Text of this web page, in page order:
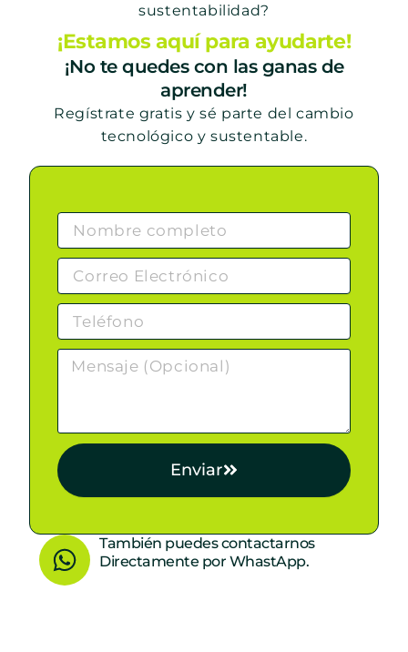
sustentabilidad?
¡Estamos aquí para ayudarte!
¡No te quedes con las ganas de
aprender!
Regístrate gratis y sé parte del cambio
tecnológico y sustentable.
Enviar
W
h
También puedes contactarnos
Directamente por WhastApp.